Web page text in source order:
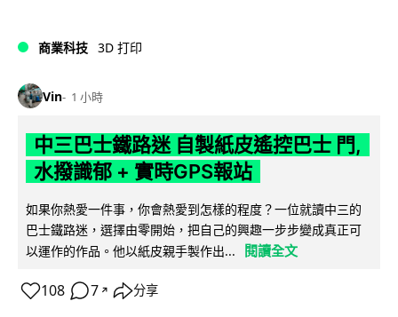
商業科技 3D 打印
Vin 1 小時
中三巴士鐵路迷 自製紙皮遙控巴士 門,
水撥識郁 + 實時GPS報站
如果你熱愛一件事，你會熱愛到怎樣的程度？一位就讀中三的
巴士鐵路迷，選擇由零開始，把自己的興趣一步步變成真正可
以運作的作品。他以紙皮親手製作出...
閱讀全文
108 7 ↗ 分享